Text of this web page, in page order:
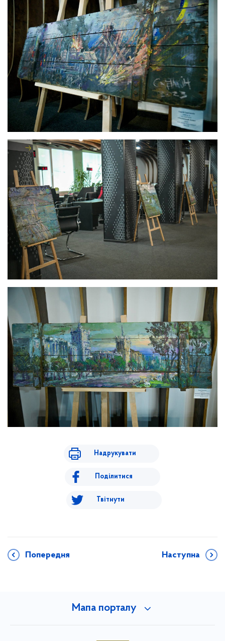
Надрукувати
Поділитися
Твітнути
Попередня Наступна
Мапа порталу